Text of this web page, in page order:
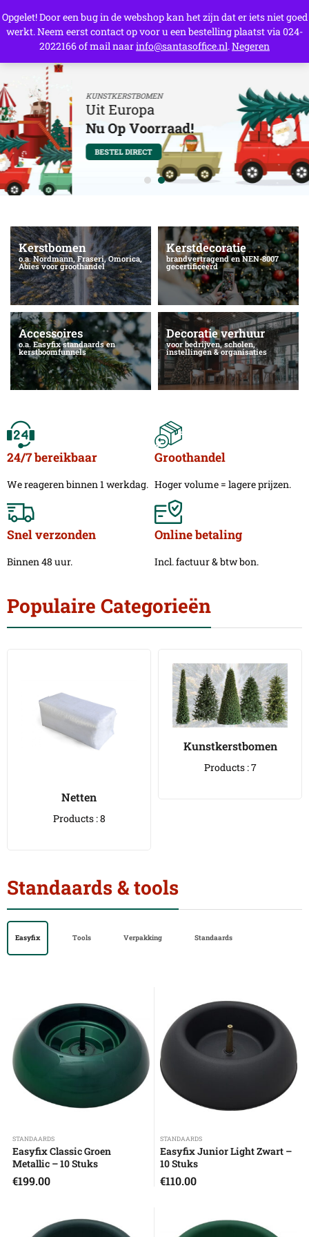
Opgelet! Door een bug in de webshop kan het zijn dat er iets niet goed
werkt. Neem eerst contact op voor u een bestelling plaatst via 024-
2022166 of mail naarinfo@santasoffice.nl.Negeren
0
KUNSTKERSTBOMEN
Uit Europa
Nu Op Voorraad!
BESTEL DIRECT
Kerstbomen
o.a. Nordmann, Fraseri, Omorica,
Abies voor groothandel
Kerstdecoratie
brandvertragend en NEN-8007
gecertificeerd
Accessoires
o.a. Easyfix standaards en
kerstboomfunnels
Decoratie verhuur
voor bedrijven, scholen,
instellingen & organisaties
24/7 bereikbaar
We reageren binnen 1 werkdag.
Groothandel
Hoger volume = lagere prijzen.
Snel verzonden
Binnen 48 uur.
Online betaling
Incl. factuur & btw bon.
Populaire Categorieën
Netten
Products : 8
Kunstkerstbomen
Products : 7
Standaards & tools
Easyfix Tools Verpakking Standaards
STANDAARDS
Easyfix Classic Groen
Metallic – 10 Stuks
€199.00
STANDAARDS
Easyfix Junior Light Zwart –
10 Stuks
€110.00